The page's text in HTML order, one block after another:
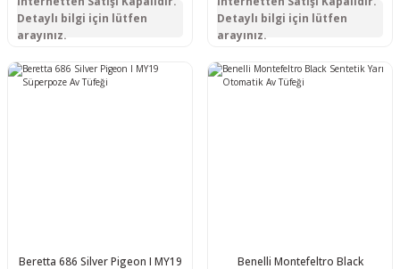
Detaylı bilgi için lütfen
arayınız.
Detaylı bilgi için lütfen
arayınız.
Beretta 686 Silver Pigeon I MY19
Benelli Montefeltro Black